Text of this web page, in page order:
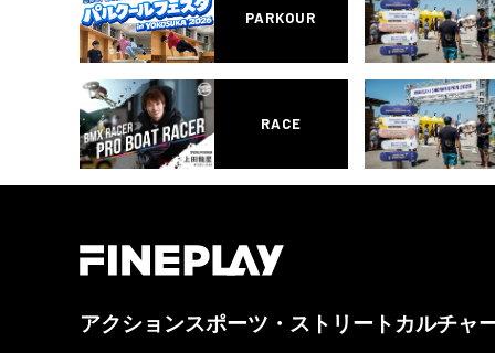
PARKOUR
RACE
アクションスポーツ・ストリートカルチャ